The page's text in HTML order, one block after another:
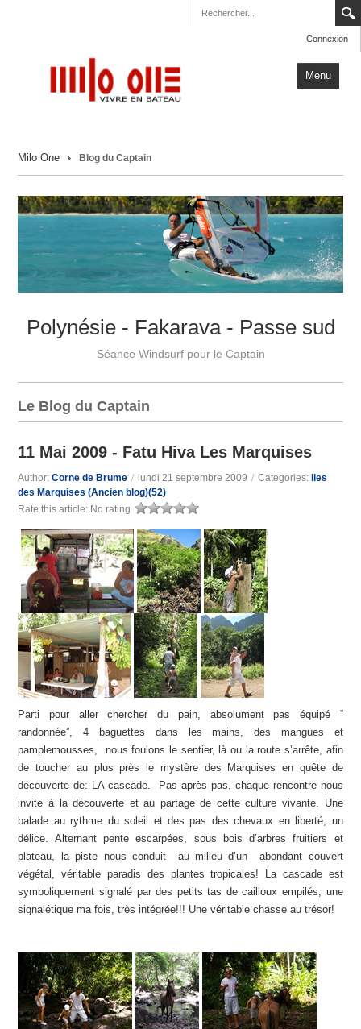
Connexion
Menu
Carnets de Voyage
Actualités
Plus
Milo One Blog du Captain
Polynésie - Fakarava - Passe sud
Séance Windsurf pour le Captain
Le Blog du Captain
11 Mai 2009 - Fatu Hiva Les Marquises
Author:Corne de Brume / lundi 21 septembre 2009 / Categories:
Iles
des Marquises (Ancien blog)(52)
Rate this article: No rating
Parti pour aller chercher du pain, absolument pas équipé “
randonnée”, 4 baguettes dans les mains, des mangues et
pamplemousses, nous foulons le sentier, là ou la route s’arrête, afin
de toucher au plus près le mystère des Marquises en quête de
découverte de: LA cascade. Pas après pas, chaque rencontre nous
invite à la découverte et au partage de cette culture vivante. Une
balade au rythme du soleil et des pas des chevaux en liberté, un
délice. Alternant pente escarpées, sous bois d’arbres fruitiers et
plateau, la piste nous conduit au milieu d’un abondant couvert
végétal, véritable paradis des plantes tropicales! La cascade est
symboliquement signalé par des petits tas de cailloux empilés; une
signalétique ma fois, très intégrée!!! Une véritable chasse au trésor!